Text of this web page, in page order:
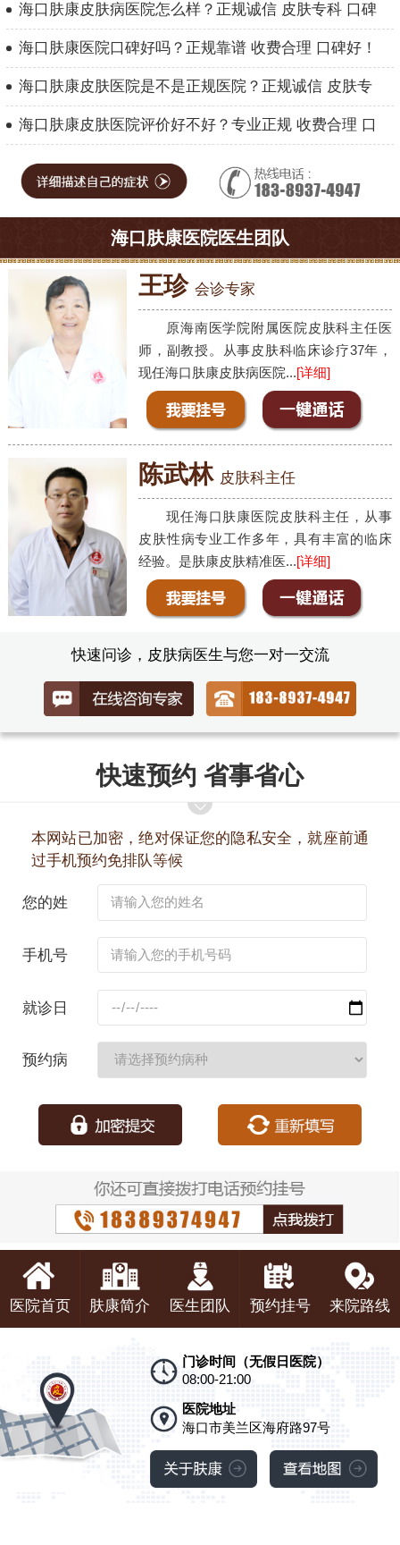
海口肤康皮肤病医院怎么样？正规诚信 皮肤专科 口碑
海口肤康医院口碑好吗？正规靠谱 收费合理 口碑好！
海口肤康皮肤医院是不是正规医院？正规诚信 皮肤专
海口肤康皮肤医院评价好不好？专业正规 收费合理 口
海口肤康医院医生团队
王珍 会诊专家
原海南医学院附属医院皮肤科主任医
师，副教授。从事皮肤科临床诊疗37年，
现任海口肤康皮肤病医院...[详细]
陈武林 皮肤科主任
现任海口肤康医院皮肤科主任，从事
皮肤性病专业工作多年，具有丰富的临床
经验。是肤康皮肤精准医...[详细]
快速问诊，皮肤病医生与您一对一交流
快速预约 省事省心
本网站已加密，绝对保证您的隐私安全，就座前通
过手机预约免排队等候
您的姓
手机号
就诊日
预约病
医院首页 肤康简介 医生团队 预约挂号 来院路线
门诊时间（无假日医院）
08:00-21:00
医院地址
海口市美兰区海府路97号